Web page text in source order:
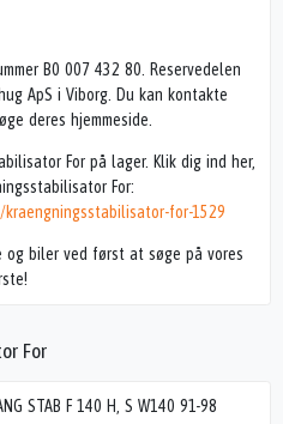
For
STAB F 140 H, S W140 91-98
B0 007 432 80. Reservedelen
ApS i Viborg. Du kan kontakte
deres hjemmeside.
For på lager. Klik dig ind her,
For:
for-1529
og biler ved først at søge på vores